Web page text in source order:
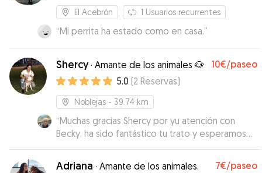
El Acebrón 1 Usuarios recurrentes
“Mi perrita ha estado como en casa.”
Shercy· Amante de los animales 🐶 10€/paseo
5.0 (2 Reservas)
Noblejas - 39.74 km
“Muchas gracias Shercy por yu atención con
Becky, ha sido fantástico tu trato y esperamos
contar de nuevo con tu colaboración. Muchas
gracias!!
Adriana · Amante de los animales.
7€/paseo